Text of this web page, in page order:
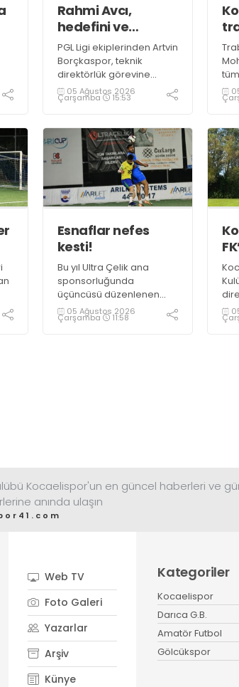
Rahmi Avcı,
hedefini ve
stratejisini
paylaştı
PGL Ligi ekiplerinden Artvin
Borçkaspor, teknik
direktörlük görevine
Kocaeli’nin başarılı
isimlerinden Rahmi Avcı'yı
bir şekilde hazırlanan
Avcı, duygularını aktardı.
05 Ağustos 2026
Çarşamba 15:53
Esnaflar nefes
kesti!
Bu yıl Ultra Çelik ana
sponsorluğunda
üçüncüsü düzenlenen
Esnaflar Futbol
Turnuvası’ndaki maçlar
05 Ağustos 2026
Çarşamba 11:58
Kocaelispor'un en güncel haberleri ve
anında ulaşın
Web TV
Foto Galeri
Yazarlar
Arşiv
Künye
Kategoriler
Kocaelispor
Darıca G.B.
Amatör Futbol
Gölcükspor